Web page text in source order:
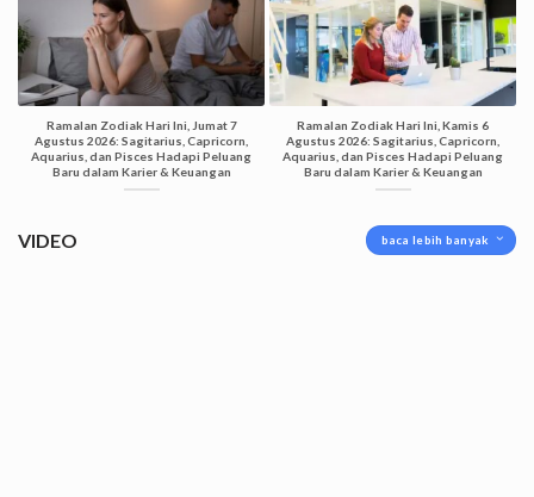
Ramalan Zodiak Hari Ini, Jumat 7
Agustus 2026: Sagitarius, Capricorn,
Aquarius, dan Pisces Hadapi Peluang
Baru dalam Karier & Keuangan
Ramalan Zodiak Hari Ini, Kamis 6
Agustus 2026: Sagitarius, Capricorn,
Aquarius, dan Pisces Hadapi Peluang
Baru dalam Karier & Keuangan
VIDEO baca lebih banyak